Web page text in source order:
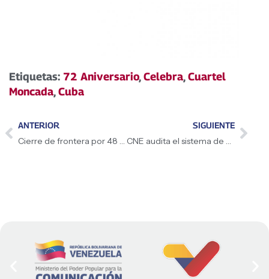
Etiquetas: 72 Aniversario,Celebra,Cuartel
Moncada,Cuba
ANTERIOR
Cierre de frontera por 48 horas por elecciones del 27J
SIGUIENTE
CNE audita el sistema de votación